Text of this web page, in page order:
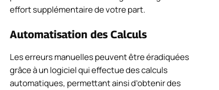
effort supplémentaire de votre part.
Automatisation des Calculs
Les erreurs manuelles peuvent être éradiquées
grâce à un logiciel qui effectue des calculs
automatiques, permettant ainsi d’obtenir des